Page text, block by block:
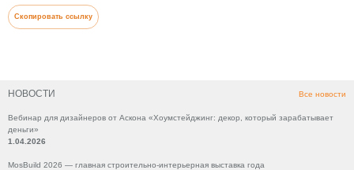
НОВОСТИ Все новости
Вебинар для дизайнеров от Аскона «Хоумстейджинг: декор, который зарабатывает
деньги»
1.04.2026
MosBuild 2026 — главная строительно-интерьерная выставка года
Скопировать ссылку